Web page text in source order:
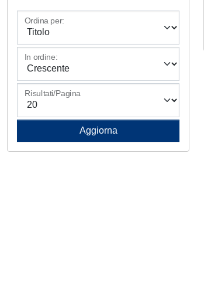
Ordina per:
In ordine:
Risultati/Pagina